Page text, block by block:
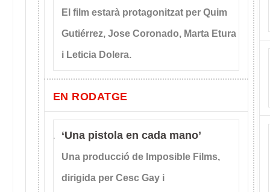
El film estarà protagonitzat per Quim
Gutiérrez, Jose Coronado, Marta Etura
i Leticia Dolera.
EN RODATGE
‘Una pistola en cada mano’
Una producció de Imposible Films,
dirigida per Cesc Gay i